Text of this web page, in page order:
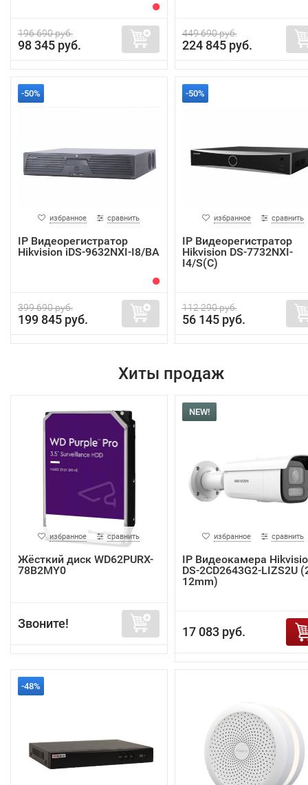
196 690 руб.
98 345 руб.
449 690 руб.
224 845 руб.
-50%
избранное сравнить
IP Видеорегистратор
Hikvision iDS-9632NXI-I8/BA
399 690 руб.
199 845 руб.
-50%
избранное сравнить
IP Видеорегистратор
Hikvision DS-7732NXI-
I4/S(C)
112 290 руб.
56 145 руб.
Хиты продаж
избранное сравнить
Жёсткий диск WD62PURX-
78B2MY0
Звоните!
NEW!
избранное сравнить
IP Видеокамера
DS-2CD2643G2-LIZS2U
12mm)
17 083 руб.
-48%